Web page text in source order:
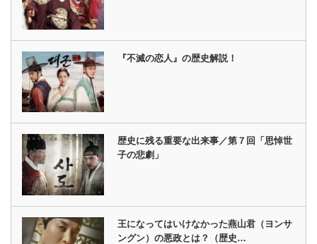
『不滅の恋人』の歴史解説！
歴史に残る重要な出来事／第７回「思悼世
子の悲劇」
王になってはいけなかった燕山君（ヨンサ
ングン）の悪政とは？（歴史…